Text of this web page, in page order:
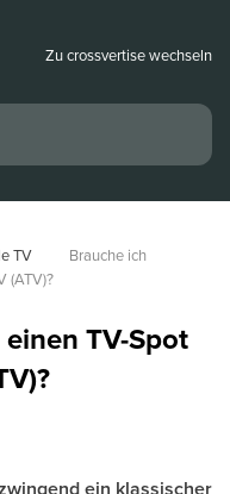
Zu crossvertise wechseln
TV
Brauche ich
(ATV)?
TV-Spot